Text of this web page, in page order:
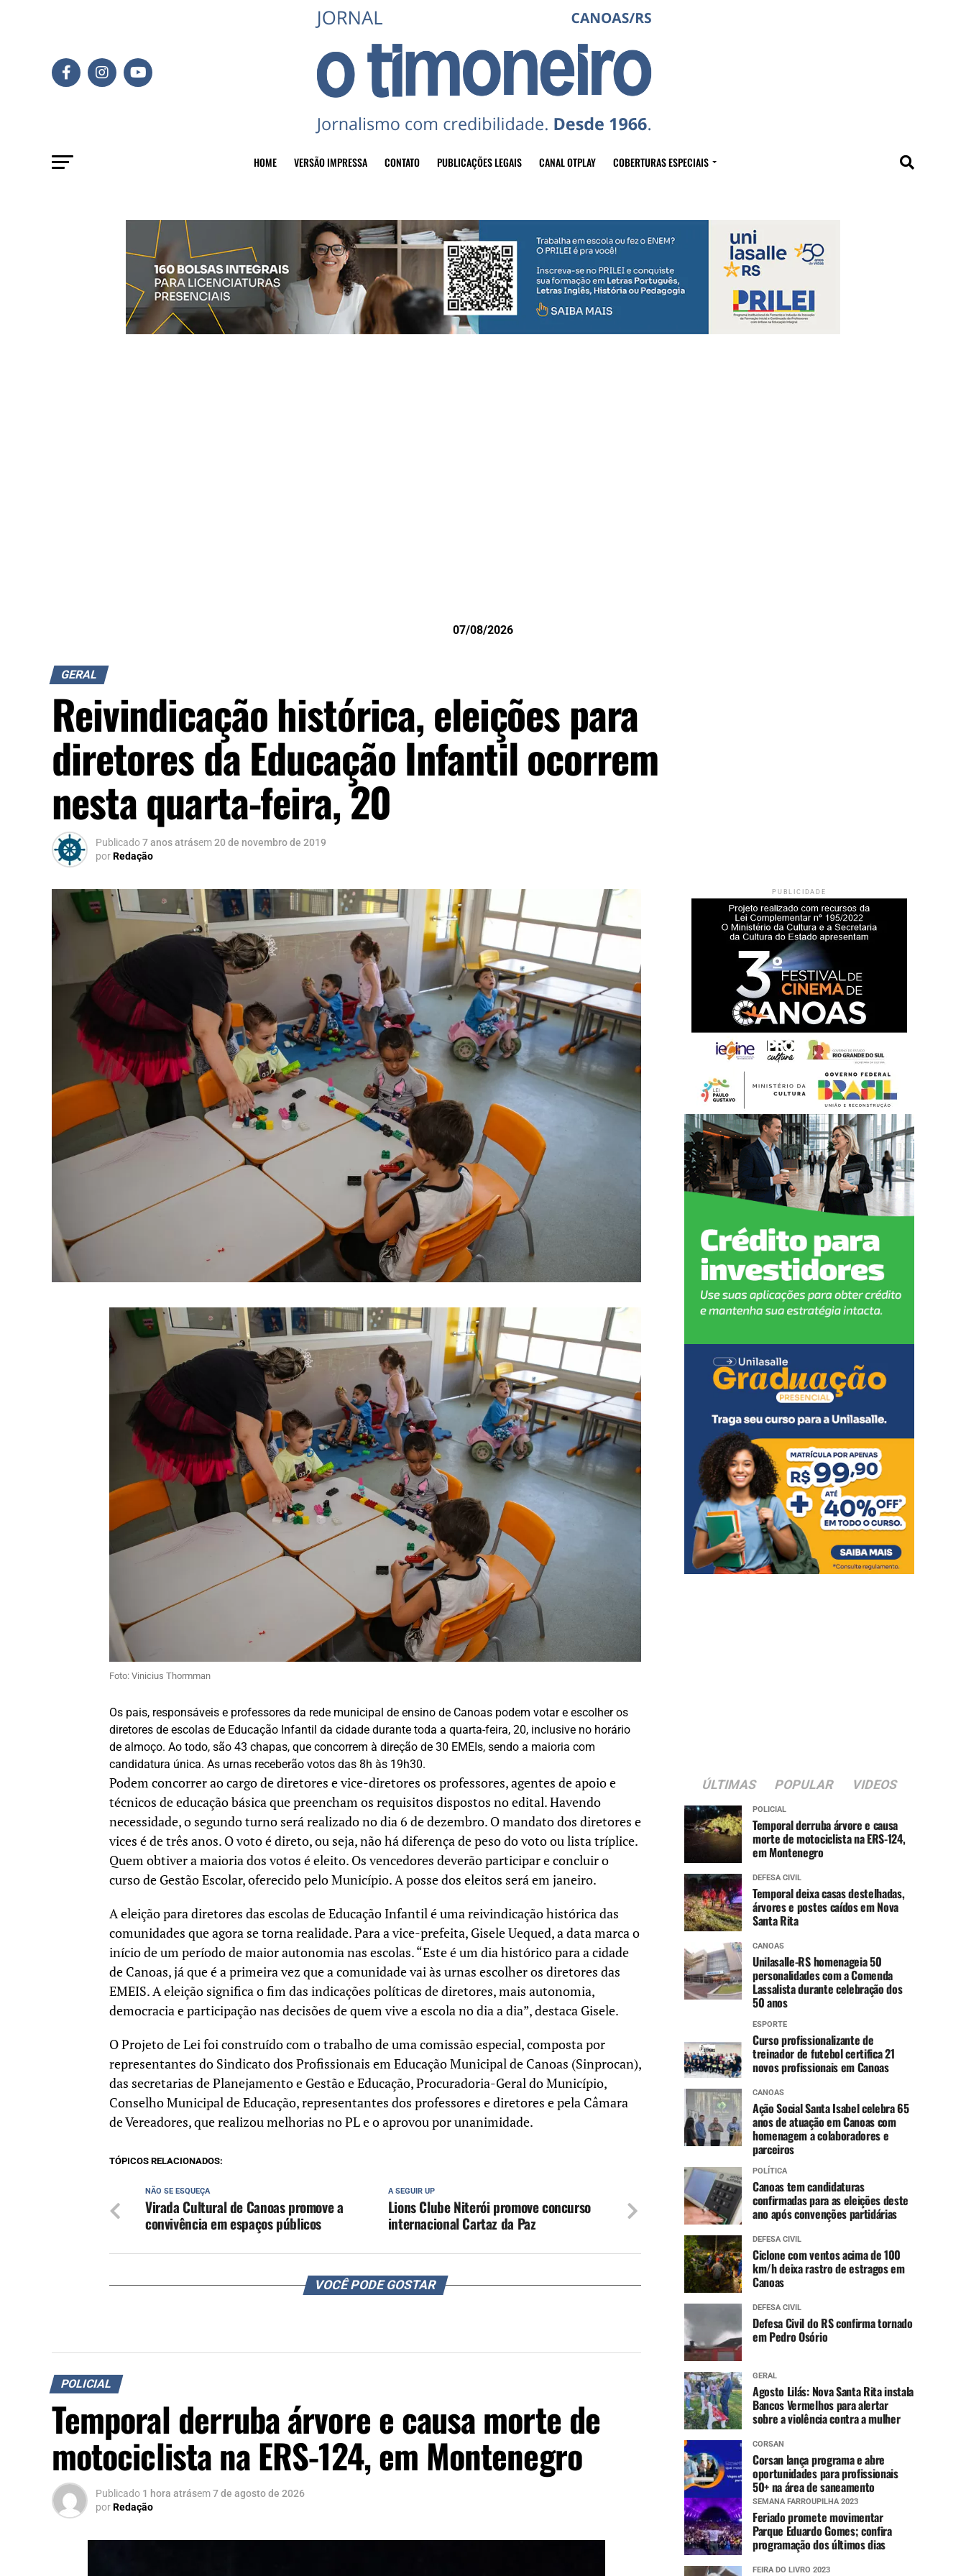
HOME VERSÃO IMPRESSA CONTATO PUBLICAÇÕES LEGAIS CANAL OTPLAY COBERTURAS ESPECIAIS
07/08/2026
GERAL
Reivindicação histórica, eleições para
diretores da Educação Infantil ocorrem
nesta quarta-feira, 20
Publicado7 anos atrásem20 de novembro de 2019
porRedação
Foto: Vinicius Thormman
Os pais, responsáveis e professores da rede municipal de ensino de Canoas podem votar e escolher os
diretores de escolas de Educação Infantil da cidade durante toda a quarta-feira, 20, inclusive no horário
de almoço. Ao todo, são 43 chapas, que concorrem à direção de 30 EMEIs, sendo a maioria com
candidatura única. As urnas receberão votos das 8h às 19h30.
Podem concorrer ao cargo de diretores e vice-diretores os professores, agentes de apoio e
técnicos de educação básica que preencham os requisitos dispostos no edital. Havendo
necessidade, o segundo turno será realizado no dia 6 de dezembro. O mandato dos diretores e
vices é de três anos. O voto é direto, ou seja, não há diferença de peso do voto ou lista tríplice.
Quem obtiver a maioria dos votos é eleito. Os vencedores deverão participar e concluir o
curso de Gestão Escolar, oferecido pelo Município. A posse dos eleitos será em janeiro.
A eleição para diretores das escolas de Educação Infantil é uma reivindicação histórica das
comunidades que agora se torna realidade. Para a vice-prefeita, Gisele Uequed, a data marca o
início de um período de maior autonomia nas escolas. “Este é um dia histórico para a cidade
de Canoas, já que é a primeira vez que a comunidade vai às urnas escolher os diretores das
EMEIS. A eleição significa o fim das indicações políticas de diretores, mais autonomia,
democracia e participação nas decisões de quem vive a escola no dia a dia”, destaca Gisele.
O Projeto de Lei foi construído com o trabalho de uma comissão especial, composta por
representantes do Sindicato dos Profissionais em Educação Municipal de Canoas (Sinprocan),
das secretarias de Planejamento e Gestão e Educação, Procuradoria-Geral do Município,
Conselho Municipal de Educação, representantes dos professores e diretores e pela Câmara
de Vereadores, que realizou melhorias no PL e o aprovou por unanimidade.
TÓPICOS RELACIONADOS:
A SEGUIR UP
Lions Clube Niterói promove concurso
internacional Cartaz da Paz
NÃO SE ESQUEÇA
Virada Cultural de Canoas promove a
convivência em espaços públicos
VOCÊ PODE GOSTAR
POLICIAL
Temporal derruba árvore e causa morte de
motociclista na ERS-124, em Montenegro
Publicado 1 hora atrásem7 de agosto de 2026
porRedação
PUBLICIDADE
ÚLTIMAS POPULAR VIDEOS
POLICIAL
Temporal derruba árvore e causa
morte de motociclista na ERS-124,
em Montenegro
DEFESA CIVIL
Temporal deixa casas destelhadas,
árvores e postes caídos em Nova
Santa Rita
CANOAS
Unilasalle-RS homenageia 50
personalidades com a Comenda
Lassalista durante celebração dos
50 anos
ESPORTE
Curso profissionalizante de
treinador de futebol certifica 21
novos profissionais em Canoas
CANOAS
Ação Social Santa Isabel celebra 65
anos de atuação em Canoas com
homenagem a colaboradores e
parceiros
POLÍTICA
Canoas tem candidaturas
confirmadas para as eleições deste
ano após convenções partidárias
DEFESA CIVIL
Ciclone com ventos acima de 100
km/h deixa rastro de estragos em
Canoas
DEFESA CIVIL
Defesa Civil do RS confirma tornado
em Pedro Osório
GERAL
Agosto Lilás: Nova Santa Rita instala
Bancos Vermelhos para alertar
sobre a violência contra a mulher
CORSAN
Corsan lança programa e abre
oportunidades para profissionais
50+ na área de saneamento
SEMANA FARROUPILHA 2023
Feriado promete movimentar
Parque Eduardo Gomes; confira
programação dos últimos dias
FEIRA DO LIVRO 2023